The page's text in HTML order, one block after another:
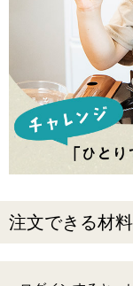
注文できる材料